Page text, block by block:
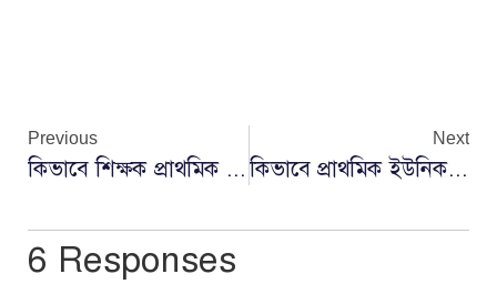
Previous
কিভাবে শিক্ষক প্রাথমিক ইউনিক আইডিতে স্বাক্ষর প্রদান করবে
Next
কিভাবে প্রাথমিক ইউনিক আইডিতে লগইন করবেন
6 Responses